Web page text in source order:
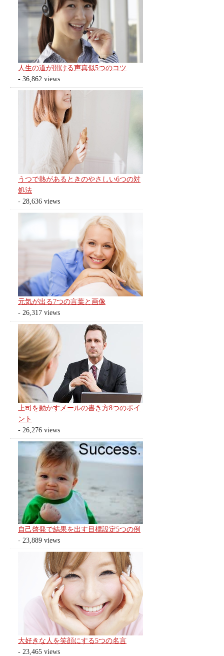
人生の道が開ける声真似5つのコツ
- 36,862 views
うつで熱があるときのやさしい6つの対
処法
- 28,636 views
元気が出る7つの言葉と画像
- 26,317 views
上司を動かすメールの書き方8つのポイ
ント
- 26,276 views
自己啓発で結果を出す目標設定5つの例
- 23,889 views
大好きな人を笑顔にする5つの名言
- 23,465 views